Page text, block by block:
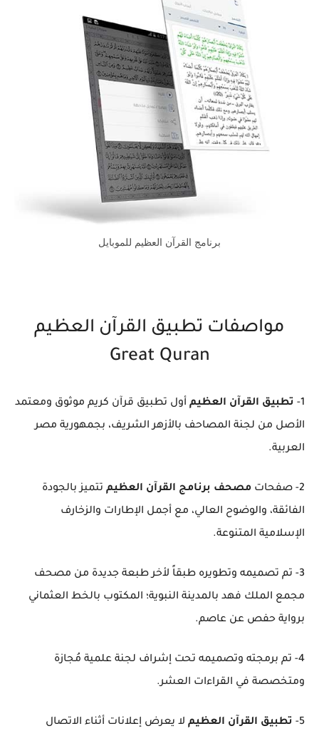
برنامج القرآن العظيم للموبايل
مواصفات تطبيق القرآن العظيم
Great Quran
1- تطبيق القرآن العظيم أول تطبيق قرآن كريم موثوق ومعتمد
الأصل من لجنة المصاحف بالأزهر الشريف، بجمهورية مصر
العربية.
2- صفحات مصحف برنامج القرآن العظيم تتميز بالجودة
الفائقة، والوضوح العالي، مع أجمل الإطارات والزخارف
الإسلامية المتنوعة.
3- تم تصميمه وتطويره طبقاً لأخر طبعة جديدة من مصحف
مجمع الملك فهد بالمدينة النبوية؛ المكتوب بالخط العثماني
برواية حفص عن عاصم.
4- تم برمجته وتصميمه تحت إشراف لجنة علمية مُجازة
ومتخصصة في القراءات العشر.
5- تطبيق القرآن العظيم لا يعرض إعلانات أثناء الاتصال